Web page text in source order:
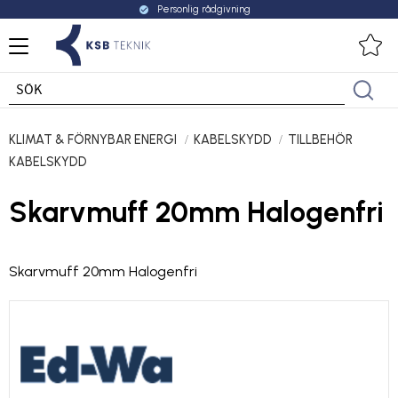
Meny
check_circle Personlig rådgivning
KLIMAT & FÖRNYBAR ENERGI KABELSKYDD
TILLBEHÖR
KABELSKYDD
Skarvmuff 20mm Halogenfri
Skarvmuff 20mm Halogenfri